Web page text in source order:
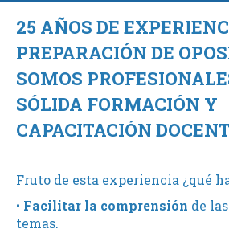
25 AÑOS DE
PREPARACIÓN DE
SOMOS
SÓLIDA FORMACIÓN Y
CAPACITACIÓN
Fruto de esta experiencia ¿qué
• Facilitar la comprensión de
temas.